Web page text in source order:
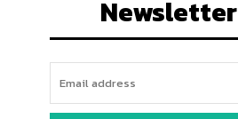
Newsletter